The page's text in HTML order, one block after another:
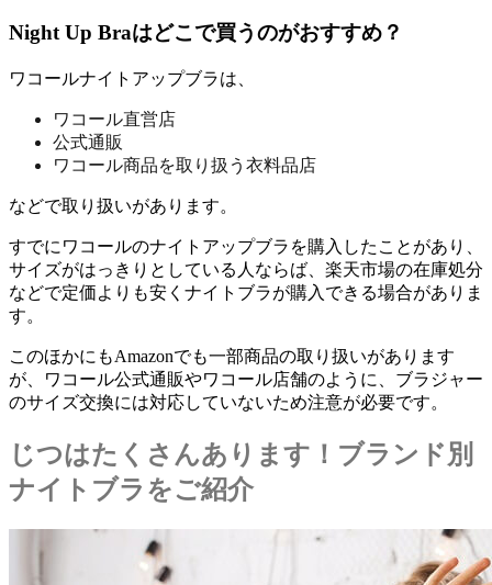
Night Up Braはどこで買うのがおすすめ？
ワコールナイトアップブラは、
ワコール直営店
公式通販
ワコール商品を取り扱う衣料品店
などで取り扱いがあります。
すでにワコールのナイトアップブラを購入したことがあり、
サイズがはっきりとしている人ならば、 楽天市場の在庫処分
などで定価よりも安くナイトブラが購入できる場合がありま
す。
このほかにもAmazonでも一部商品の取り扱いがあります
が、ワコール公式通販やワコール店舗のように、 ブラジャー
のサイズ交換には対応していないため注意が必要です。
じつはたくさんあります！ブランド別
ナイトブラをご紹介